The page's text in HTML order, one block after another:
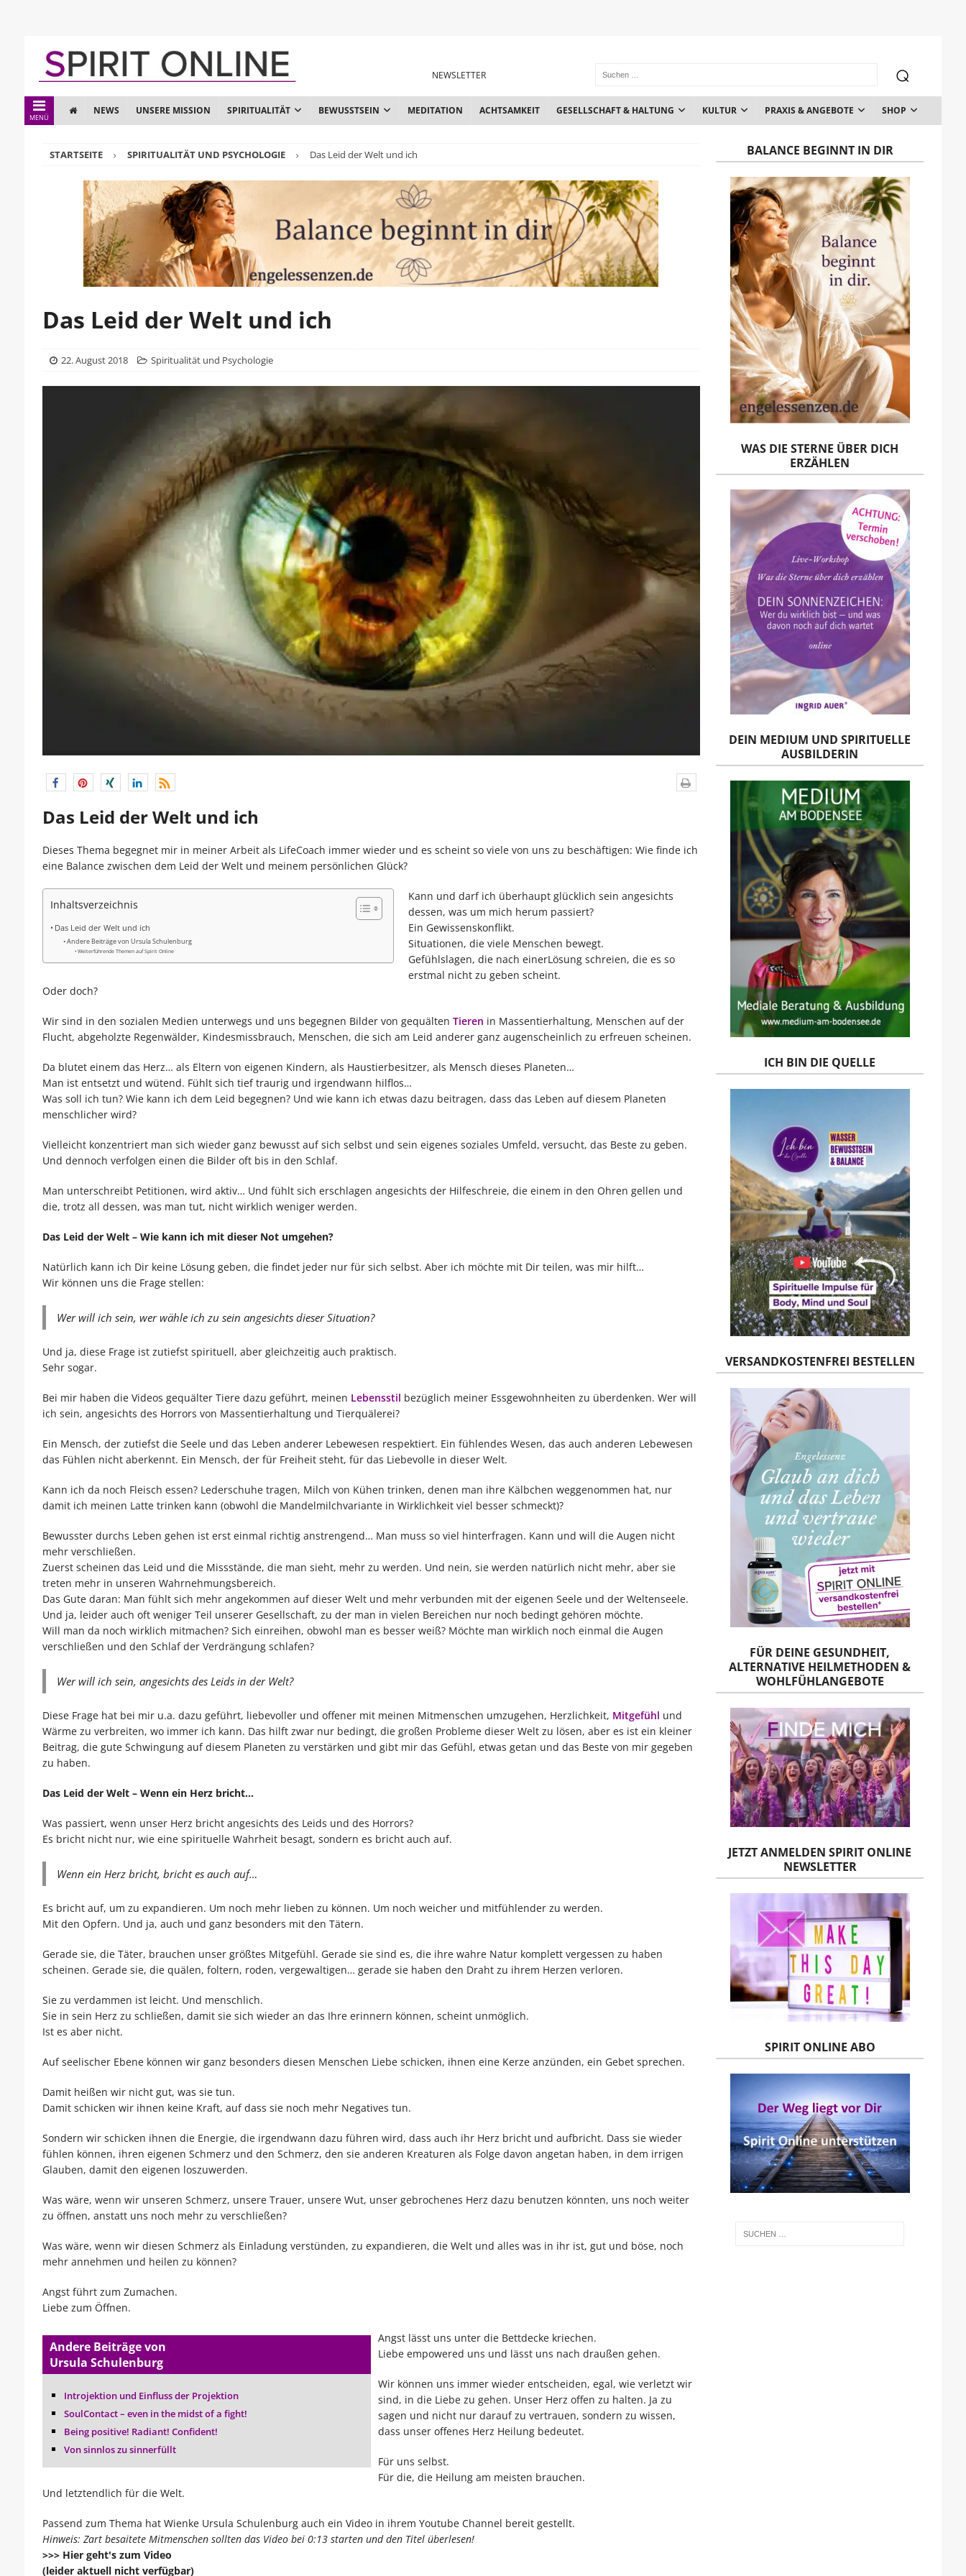
NEWSLETTER
MENÜ
NEWS UNSERE MISSION SPIRITUALITÄT BEWUSSTSEIN MEDITATION ACHTSAMKEIT GESELLSCHAFT & HALTUNG KULTUR PRAXIS & ANGEBOTE SHOP
STARTSEITE SPIRITUALITÄT UND PSYCHOLOGIE Das Leid der Welt und ich
Das Leid der Welt und ich
22. August 2018 Spiritualität und Psychologie
Das Leid der Welt und ich
Dieses Thema begegnet mir in meiner Arbeit als LifeCoach immer wieder und es scheint so viele von uns zu beschäftigen: Wie finde ich
eine Balance zwischen dem Leid der Welt und meinem persönlichen Glück?
Inhaltsverzeichnis
Das Leid der Welt und ich
Andere Beiträge von Ursula Schulenburg
Weiterführende Themen auf Spirit Online
Kann und darf ich überhaupt glücklich sein angesichts
dessen, was um mich herum passiert?
Ein Gewissenskonflikt.
Situationen, die viele Menschen bewegt.
Gefühlslagen, die nach einerLösung schreien, die es so
erstmal nicht zu geben scheint.
Oder doch?
Wir sind in den sozialen Medien unterwegs und uns begegnen Bilder von gequälten Tieren in Massentierhaltung, Menschen auf der
Flucht, abgeholzte Regenwälder, Kindesmissbrauch, Menschen, die sich am Leid anderer ganz augenscheinlich zu erfreuen scheinen.
Da blutet einem das Herz… als Eltern von eigenen Kindern, als Haustierbesitzer, als Mensch dieses Planeten…
Man ist entsetzt und wütend. Fühlt sich tief traurig und irgendwann hilflos…
Was soll ich tun? Wie kann ich dem Leid begegnen? Und wie kann ich etwas dazu beitragen, dass das Leben auf diesem Planeten
menschlicher wird?
Vielleicht konzentriert man sich wieder ganz bewusst auf sich selbst und sein eigenes soziales Umfeld, versucht, das Beste zu geben.
Und dennoch verfolgen einen die Bilder oft bis in den Schlaf.
Man unterschreibt Petitionen, wird aktiv… Und fühlt sich erschlagen angesichts der Hilfeschreie, die einem in den Ohren gellen und
die, trotz all dessen, was man tut, nicht wirklich weniger werden.
Das Leid der Welt – Wie kann ich mit dieser Not umgehen?
Natürlich kann ich Dir keine Lösung geben, die findet jeder nur für sich selbst. Aber ich möchte mit Dir teilen, was mir hilft…
Wir können uns die Frage stellen:
Wer will ich sein, wer wähle ich zu sein angesichts dieser Situation?
Und ja, diese Frage ist zutiefst spirituell, aber gleichzeitig auch praktisch.
Sehr sogar.
Bei mir haben die Videos gequälter Tiere dazu geführt, meinen Lebensstil bezüglich meiner Essgewohnheiten zu überdenken. Wer will
ich sein, angesichts des Horrors von Massentierhaltung und Tierquälerei?
Ein Mensch, der zutiefst die Seele und das Leben anderer Lebewesen respektiert. Ein fühlendes Wesen, das auch anderen Lebewesen
das Fühlen nicht aberkennt. Ein Mensch, der für Freiheit steht, für das Liebevolle in dieser Welt.
Kann ich da noch Fleisch essen? Lederschuhe tragen, Milch von Kühen trinken, denen man ihre Kälbchen weggenommen hat, nur
damit ich meinen Latte trinken kann (obwohl die Mandelmilchvariante in Wirklichkeit viel besser schmeckt)?
Bewusster durchs Leben gehen ist erst einmal richtig anstrengend… Man muss so viel hinterfragen. Kann und will die Augen nicht
mehr verschließen.
Zuerst scheinen das Leid und die Missstände, die man sieht, mehr zu werden. Und nein, sie werden natürlich nicht mehr, aber sie
treten mehr in unseren Wahrnehmungsbereich.
Das Gute daran: Man fühlt sich mehr angekommen auf dieser Welt und mehr verbunden mit der eigenen Seele und der Weltenseele.
Und ja, leider auch oft weniger Teil unserer Gesellschaft, zu der man in vielen Bereichen nur noch bedingt gehören möchte.
Will man da noch wirklich mitmachen? Sich einreihen, obwohl man es besser weiß? Möchte man wirklich noch einmal die Augen
verschließen und den Schlaf der Verdrängung schlafen?
Wer will ich sein, angesichts des Leids in der Welt?
Diese Frage hat bei mir u.a. dazu geführt, liebevoller und offener mit meinen Mitmenschen umzugehen, Herzlichkeit, Mitgefühl und
Wärme zu verbreiten, wo immer ich kann. Das hilft zwar nur bedingt, die großen Probleme dieser Welt zu lösen, aber es ist ein kleiner
Beitrag, die gute Schwingung auf diesem Planeten zu verstärken und gibt mir das Gefühl, etwas getan und das Beste von mir gegeben
zu haben.
Das Leid der Welt – Wenn ein Herz bricht…
Was passiert, wenn unser Herz bricht angesichts des Leids und des Horrors?
Es bricht nicht nur, wie eine spirituelle Wahrheit besagt, sondern es bricht auch auf.
Wenn ein Herz bricht, bricht es auch auf…
Es bricht auf, um zu expandieren. Um noch mehr lieben zu können. Um noch weicher und mitfühlender zu werden.
Mit den Opfern. Und ja, auch und ganz besonders mit den Tätern.
Gerade sie, die Täter, brauchen unser größtes Mitgefühl. Gerade sie sind es, die ihre wahre Natur komplett vergessen zu haben
scheinen. Gerade sie, die quälen, foltern, roden, vergewaltigen… gerade sie haben den Draht zu ihrem Herzen verloren.
Sie zu verdammen ist leicht. Und menschlich.
Sie in sein Herz zu schließen, damit sie sich wieder an das Ihre erinnern können, scheint unmöglich.
Ist es aber nicht.
Auf seelischer Ebene können wir ganz besonders diesen Menschen Liebe schicken, ihnen eine Kerze anzünden, ein Gebet sprechen.
Damit heißen wir nicht gut, was sie tun.
Damit schicken wir ihnen keine Kraft, auf dass sie noch mehr Negatives tun.
Sondern wir schicken ihnen die Energie, die irgendwann dazu führen wird, dass auch ihr Herz bricht und aufbricht. Dass sie wieder
fühlen können, ihren eigenen Schmerz und den Schmerz, den sie anderen Kreaturen als Folge davon angetan haben, in dem irrigen
Glauben, damit den eigenen loszuwerden.
Was wäre, wenn wir unseren Schmerz, unsere Trauer, unsere Wut, unser gebrochenes Herz dazu benutzen könnten, uns noch weiter
zu öffnen, anstatt uns noch mehr zu verschließen?
Was wäre, wenn wir diesen Schmerz als Einladung verstünden, zu expandieren, die Welt und alles was in ihr ist, gut und böse, noch
mehr annehmen und heilen zu können?
Angst führt zum Zumachen.
Liebe zum Öffnen.
Andere Beiträge von
Ursula Schulenburg
Introjektion und Einfluss der Projektion
SoulContact – even in the midst of a fight!
Being positive! Radiant! Confident!
Von sinnlos zu sinnerfüllt
Angst lässt uns unter die Bettdecke kriechen.
Liebe empowered uns und lässt uns nach draußen gehen.
Wir können uns immer wieder entscheiden, egal, wie verletzt wir
sind, in die Liebe zu gehen. Unser Herz offen zu halten. Ja zu
sagen und nicht nur darauf zu vertrauen, sondern zu wissen,
dass unser offenes Herz Heilung bedeutet.
Für uns selbst.
Für die, die Heilung am meisten brauchen.
Und letztendlich für die Welt.
Passend zum Thema hat Wienke Ursula Schulenburg auch ein Video in ihrem Youtube Channel bereit gestellt.
Hinweis: Zart besaitete Mitmenschen sollten das Video bei 0:13 starten und den Titel überlesen!
>>> Hier geht's zum Video
(leider aktuell nicht verfügbar)
BALANCE BEGINNT IN DIR
WAS DIE STERNE ÜBER DICH
ERZÄHLEN
DEIN MEDIUM UND SPIRITUELLE
AUSBILDERIN
ICH BIN DIE QUELLE
VERSANDKOSTENFREI BESTELLEN
FÜR DEINE GESUNDHEIT,
ALTERNATIVE HEILMETHODEN &
WOHLFÜHLANGEBOTE
JETZT ANMELDEN SPIRIT ONLINE
NEWSLETTER
SPIRIT ONLINE ABO